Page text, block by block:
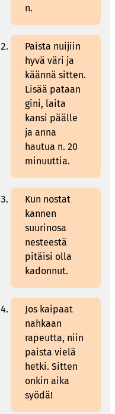
n.
Paista nuijiin
hyvä väri ja
käännä sitten.
Lisää pataan
gini, laita
kansi päälle
ja anna
hautua n. 20
minuuttia.
Kun nostat
kannen
suurinosa
nesteestä
pitäisi olla
kadonnut.
Jos kaipaat
nahkaan
rapeutta, niin
paista vielä
hetki. Sitten
onkin aika
syödä!